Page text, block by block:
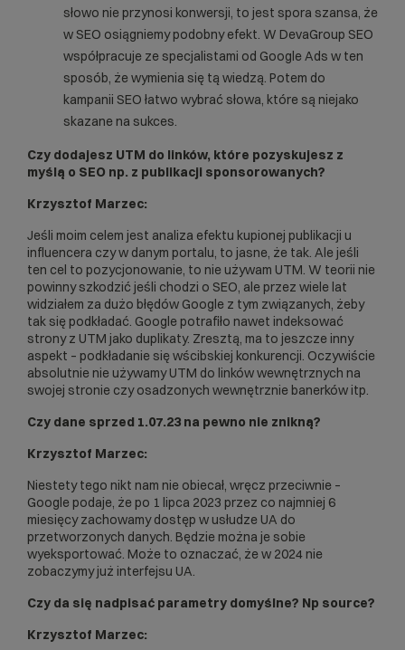
słowo nie przynosi konwersji, to jest spora szansa, że
w SEO osiągniemy podobny efekt. W DevaGroup SEO
współpracuje ze specjalistami od Google Ads w ten
sposób, że wymienia się tą wiedzą. Potem do
kampanii SEO łatwo wybrać słowa, które są niejako
skazane na sukces.
Czy dodajesz UTM do linków, które pozyskujesz z
myślą o SEO np. z publikacji sponsorowanych?
Krzysztof Marzec:
Jeśli moim celem jest analiza efektu kupionej publikacji u
influencera czy w danym portalu, to jasne, że tak. Ale jeśli
ten cel to pozycjonowanie, to nie używam UTM. W teorii nie
powinny szkodzić jeśli chodzi o SEO, ale przez wiele lat
widziałem za dużo błędów Google z tym związanych, żeby
tak się podkładać. Google potrafiło nawet indeksować
strony z UTM jako duplikaty. Zresztą, ma to jeszcze inny
aspekt – podkładanie się wścibskiej konkurencji. Oczywiście
absolutnie nie używamy UTM do linków wewnętrznych na
swojej stronie czy osadzonych wewnętrznie banerków itp.
Czy dane sprzed 1.07.23 na pewno nie znikną?
Krzysztof Marzec:
Niestety tego nikt nam nie obiecał, wręcz przeciwnie –
Google podaje, że po 1 lipca 2023 przez co najmniej 6
miesięcy zachowamy dostęp w usłudze UA do
przetworzonych danych. Będzie można je sobie
wyeksportować. Może to oznaczać, że w 2024 nie
zobaczymy już interfejsu UA.
Czy da się nadpisać parametry domyślne? Np source?
Krzysztof Marzec: